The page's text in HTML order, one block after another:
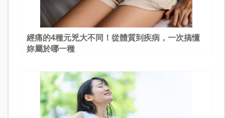
經痛的4種元兇大不同！從體質到疾病，一次搞懂
妳屬於哪一種